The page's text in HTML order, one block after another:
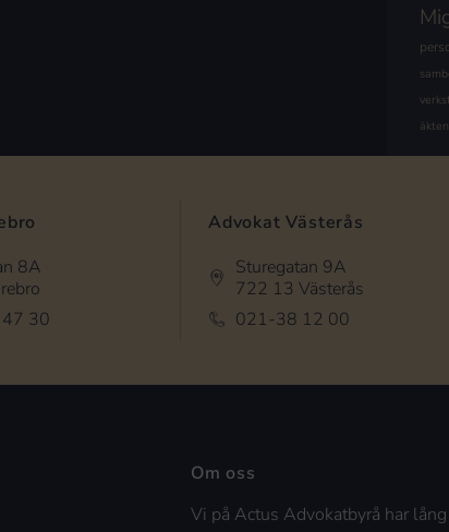
8A
30
Advokat Västerås
Sturegatan 9A
722 13 Västerås
021-38 12 00
Om oss
Vi på Actus Advokatbyrå har